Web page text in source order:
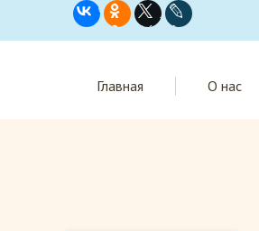
Главная О нас